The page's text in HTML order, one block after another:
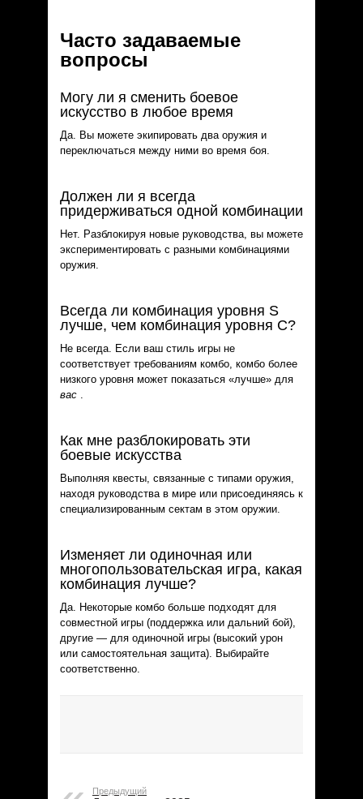
Часто задаваемые
вопросы
Могу ли я сменить боевое
искусство в любое время
Да. Вы можете экипировать два оружия и
переключаться между ними во время боя.
Должен ли я всегда
придерживаться одной комбинации
Нет. Разблокируя новые руководства, вы можете
экспериментировать с разными комбинациями
оружия.
Всегда ли комбинация уровня S
лучше, чем комбинация уровня C?
Не всегда. Если ваш стиль игры не
соответствует требованиям комбо, комбо более
низкого уровня может показаться «лучше» для
вас .
Как мне разблокировать эти
боевые искусства
Выполняя квесты, связанные с типами оружия,
находя руководства в мире или присоединяясь к
специализированным сектам в этом оружии.
Изменяет ли одиночная или
многопользовательская игра, какая
комбинация лучше?
Да. Некоторые комбо больше подходят для
совместной игры (поддержка или дальний бой),
другие — для одиночной игры (высокий урон
или самостоятельная защита). Выбирайте
соответственно.
Предыдущий